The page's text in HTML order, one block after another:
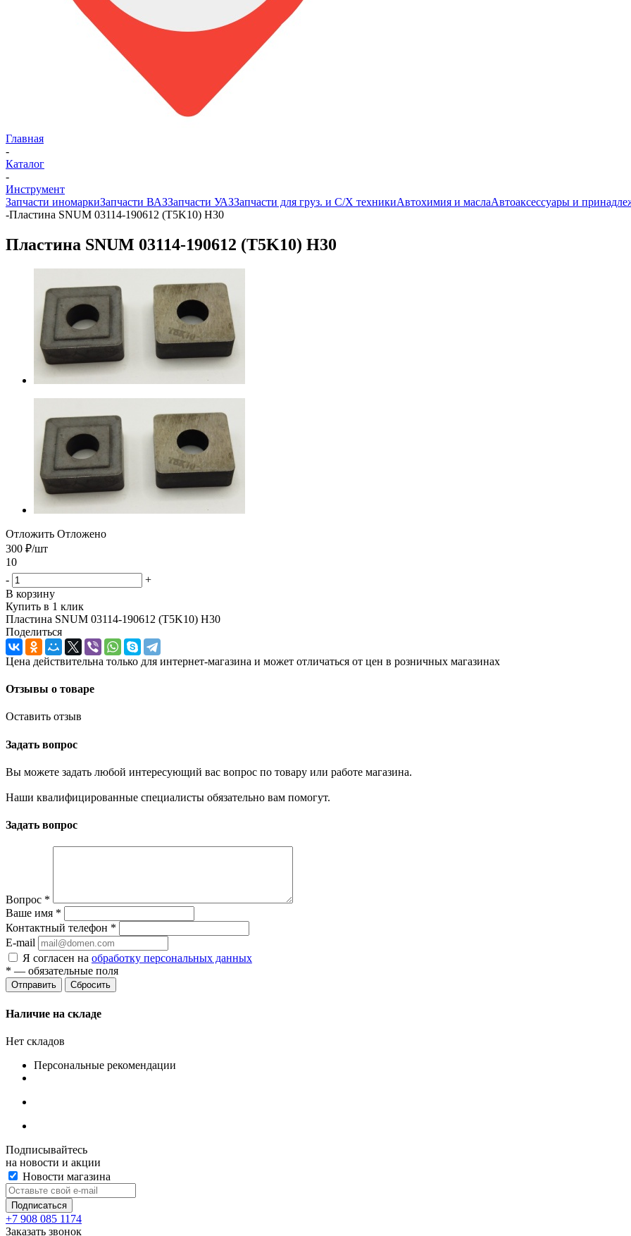
Главная
-
Каталог
-
Инструмент
Запчасти иномаркиЗапчасти ВАЗЗапчасти УАЗЗапчасти для груз. и С/Х техникиАвтохимия и маслаАвтоаксессуары и
-Пластина SNUM 03114-190612 (T5K10) H30
Пластина SNUM 03114-190612 (T5K10) H30
Отложить Отложено
300 ₽/шт
10
-
+
В корзину
Купить в 1 клик
Пластина SNUM 03114-190612 (T5K10) H30
Поделиться
Цена действительна только для интернет-магазина и может отличаться от цен в розничных магазинах
Отзывы о товаре
Оставить отзыв
Задать вопрос
Вы можете задать любой интересующий вас вопрос по товару или работе магазина.
Наши квалифицированные специалисты обязательно вам помогут.
Задать вопрос
Вопрос *
Ваше имя *
Контактный телефон *
E-mail
Я согласен на обработку персональных данных
* — обязательные поля
Сбросить
Наличие на складе
Нет складов
Персональные рекомендации
Подписывайтесь
на новости и акции
Новости магазина
+7 908 085 1174
Заказать звонок